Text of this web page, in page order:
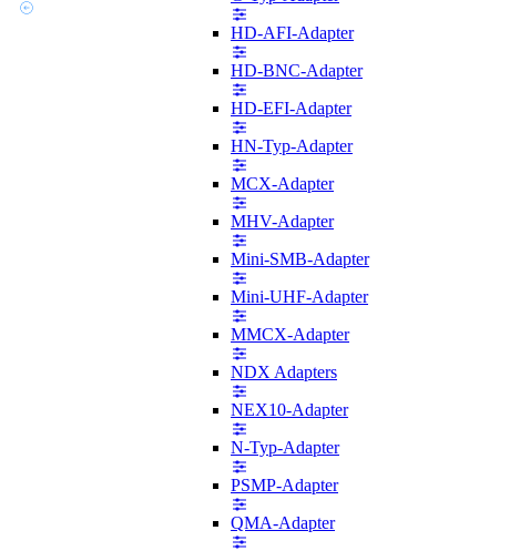
HD-AFI-Adapter
HD-BNC-Adapter
HD-EFI-Adapter
HN-Typ-Adapter
MCX-Adapter
MHV-Adapter
Mini-SMB-Adapter
Mini-UHF-Adapter
MMCX-Adapter
NDX Adapters
NEX10-Adapter
N-Typ-Adapter
PSMP-Adapter
QMA-Adapter